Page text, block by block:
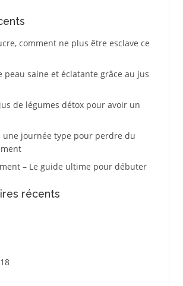
comment ne plus être esclave ce
peau saine et éclatante grâce au jus
de légumes détox pour avoir un
une journée type pour perdre du
– Le guide ultime pour débuter
récents